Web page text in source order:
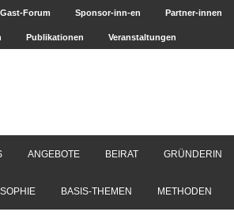
Forum Sponsor-inn-en Partner-innen
Publikationen Veranstaltungen
ANGEBOTE BEIRAT GRÜNDERIN
BASIS-THEMEN METHODEN